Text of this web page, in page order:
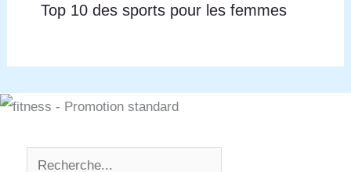
Top 10 des sports pour les femmes